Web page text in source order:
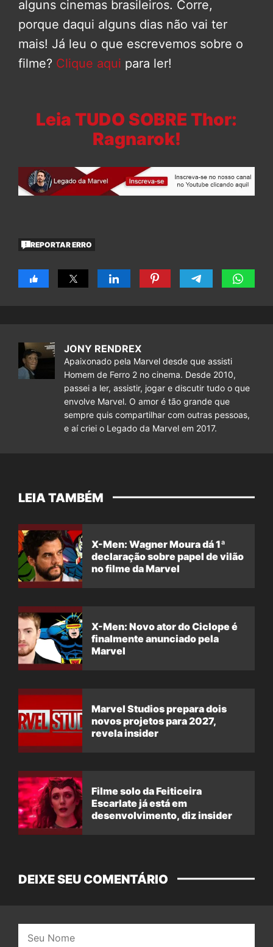
alguns cinemas brasileiros. Corre,
porque daqui alguns dias não vai ter
mais! Já leu o que escrevemos sobre o
filme? Clique aqui para ler!
Leia TUDO SOBRE Thor:
Ragnarok!
REPORTAR ERRO
JONY RENDREX
Apaixonado pela Marvel desde que assisti
Homem de Ferro 2 no cinema. Desde 2010,
passei a ler, assistir, jogar e discutir tudo o que
envolve Marvel. O amor é tão grande que
sempre quis compartilhar com outras pessoas,
e aí criei o Legado da Marvel em 2017.
LEIA TAMBÉM
X-Men: Wagner Moura dá 1ª
declaração sobre papel de vilão
no filme da Marvel
X-Men: Novo ator do Ciclope é
finalmente anunciado pela
Marvel
Marvel Studios prepara dois
novos projetos para 2027,
revela insider
Filme solo da Feiticeira
Escarlate já está em
desenvolvimento, diz insider
DEIXE SEU COMENTÁRIO